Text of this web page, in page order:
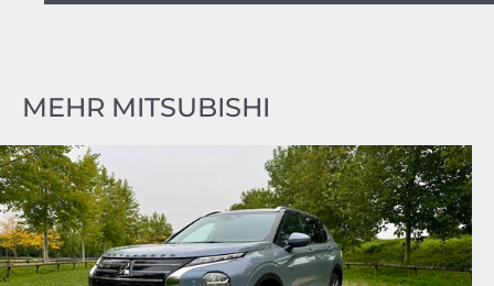
MEHR MITSUBISHI